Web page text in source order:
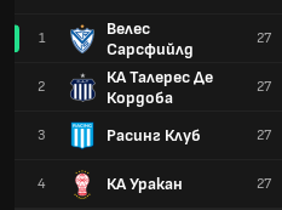
1
Велес
Сарсфийлд
2
КА Талерес Де
Кордоба
3 Расинг Клуб
4 КА Уракан
27
27
27
27